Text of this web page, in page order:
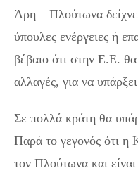
Άρη – Πλούτωνα
ύπουλες ενέργειες ή
βέβαιο ότι στην Ε.Ε. θα
αλλαγές, για να
Σε πολλά κράτη θα
Παρά το γεγονός ότι η
τον Πλούτωνα και